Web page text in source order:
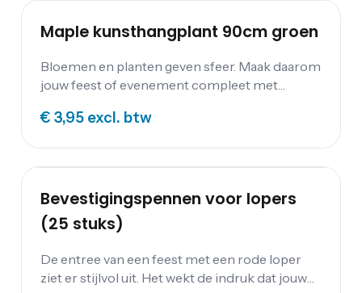
Maple kunsthangplant 90cm groen
Bloemen en planten geven sfeer. Maak daarom
jouw feest of evenement compleet met
kunsthangplant is ongeveer 90 cm lang en
€ 3,95 excl. btw
Bevestigingspennen voor lopers
(25 stuks)
De entree van een feest met een rode loper
ziet er stijlvol uit. Het wekt de indruk dat jouw